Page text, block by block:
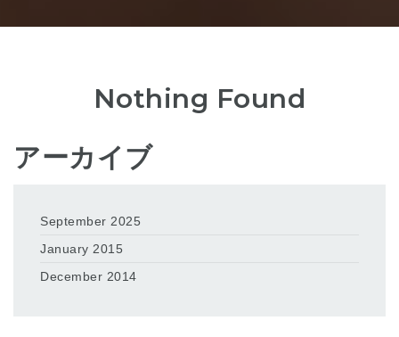
Nothing Found
アーカイブ
September 2025
January 2015
December 2014